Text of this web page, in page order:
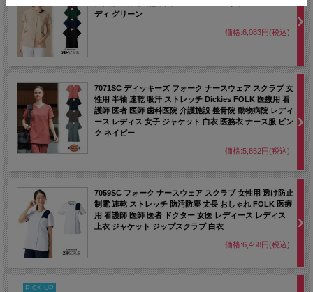
ディ グリーン
価格:6,083円(税込)
7071SC ディッキーズ フォーク ナースウェア スクラブ 女
性用 半袖 速乾 吸汗 ストレッチ Dickies FOLK 医療用 看
護師 医者 医師 歯科医院 介護施設 整骨院 動物病院 レディ
ース レディス 女子 ジャケット 白衣 医務衣 ナース服 ピン
ク ネイビー
価格:5,852円(税込)
7059SC フォーク ナースウェア スクラブ 女性用 透け防止
制電 速乾 ストレッチ 防汚防塵 丈長 おしゃれ FOLK 医療
用 看護師 医師 医者 ドクター 女医 レディース レディス
上衣 ジャケット ジップスクラブ 白衣
価格:6,468円(税込)
PICK UP